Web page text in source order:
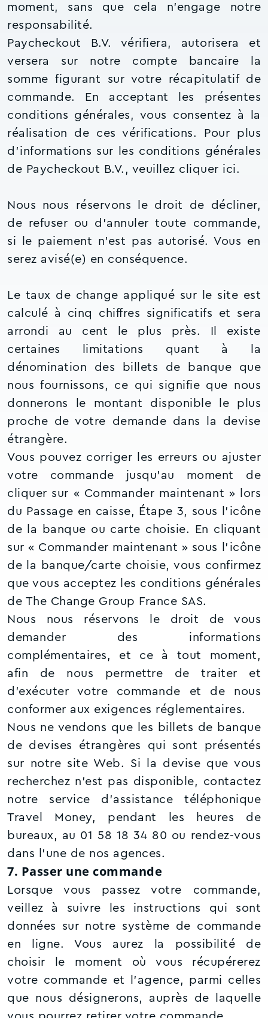
moment, sans que cela n’engage notre
responsabilité.
Paycheckout B.V. vérifiera, autorisera et
versera sur notre compte bancaire la
somme figurant sur votre récapitulatif de
commande. En acceptant les présentes
conditions générales, vous consentez à la
réalisation de ces vérifications. Pour plus
d'informations sur les conditions générales
de Paycheckout B.V., veuillez cliquer ici.
Nous nous réservons le droit de décliner,
de refuser ou d’annuler toute commande,
si le paiement n’est pas autorisé. Vous en
serez avisé(e) en conséquence.
Le taux de change appliqué sur le site est
calculé à cinq chiffres significatifs et sera
arrondi au cent le plus près. Il existe
certaines limitations quant à la
dénomination des billets de banque que
nous fournissons, ce qui signifie que nous
donnerons le montant disponible le plus
proche de votre demande dans la devise
étrangère.
Vous pouvez corriger les erreurs ou ajuster
votre commande jusqu’au moment de
cliquer sur « Commander maintenant » lors
du Passage en caisse, Étape 3, sous l’icône
de la banque ou carte choisie. En cliquant
sur « Commander maintenant » sous l’icône
de la banque/carte choisie, vous confirmez
que vous acceptez les conditions générales
de The Change Group France SAS.
Nous nous réservons le droit de vous
demander des informations
complémentaires, et ce à tout moment,
afin de nous permettre de traiter et
d’exécuter votre commande et de nous
conformer aux exigences réglementaires.
Nous ne vendons que les billets de banque
de devises étrangères qui sont présentés
sur notre site Web. Si la devise que vous
recherchez n’est pas disponible, contactez
notre service d’assistance téléphonique
Travel Money, pendant les heures de
bureaux, au 01 58 18 34 80 ou rendez-vous
dans l’une de nos agences.
7. Passer une commande
Lorsque vous passez votre commande,
veillez à suivre les instructions qui sont
données sur notre système de commande
en ligne. Vous aurez la possibilité de
choisir le moment où vous récupérerez
votre commande et l’agence, parmi celles
que nous désignerons, auprès de laquelle